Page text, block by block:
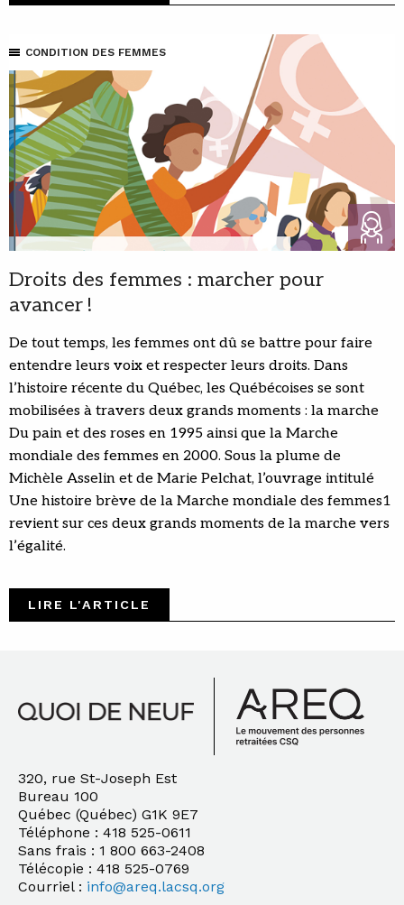
CONDITION DES FEMMES
Droits des femmes : marcher pour
avancer !
De tout temps, les femmes ont dû se battre pour faire
entendre leurs voix et respecter leurs droits. Dans
l’histoire récente du Québec, les Québécoises se sont
mobilisées à travers deux grands moments : la marche
Du pain et des roses en 1995 ainsi que la Marche
mondiale des femmes en 2000. Sous la plume de
Michèle Asselin et de Marie Pelchat, l’ouvrage intitulé
Une histoire brève de la Marche mondiale des femmes1
revient sur ces deux grands moments de la marche vers
l’égalité.
LIRE L'ARTICLE
320, rue St-Joseph Est
Bureau 100
Québec (Québec) G1K 9E7
Téléphone : 418 525-0611
Sans frais : 1 800 663-2408
Télécopie : 418 525-0769
Courriel : info@areq.lacsq.org